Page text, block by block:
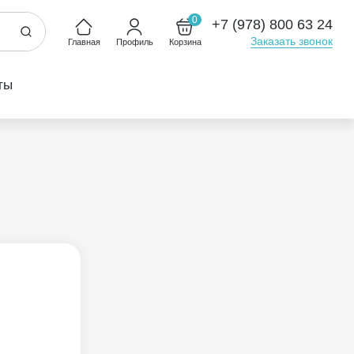
Главная Профиль
0
Корзина
+7 (978) 800 63 24
Заказать звонок